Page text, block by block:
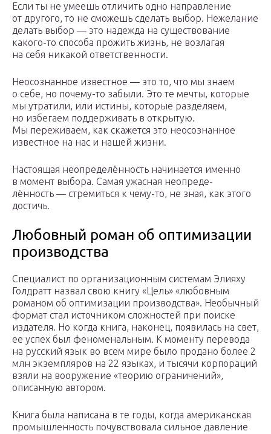
Если ты не умеешь отличить одно направление
от другого, то не сможешь сделать выбор. Нежелание
делать выбор — это надежда на существование
какого-то способа прожить жизнь, не возлагая
на себя никакой ответственности.
Неосознанное известное — это то, что мы знаем
о себе, но почему-то забыли. Это те мечты, которые
мы утратили, или истины, которые разделяем,
но избегаем поддерживать в открытую.
Мы переживаем, как скажется это неосознанное
известное на нас и нашей жизни.
Настоящая неопреде­лённость начинается именно
в момент выбора. Самая ужасная неопреде­
лённость — стремиться к чему-то, не зная, как этого
достичь.
Любовный роман об оптимизации
производства
Специалист по организа­ционным системам Элияху
Голдратт назвал свою книгу «Цель» «любовным
романом об оптимизации производства». Необычный
формат стал источником сложностей при поиске
издателя. Но когда книга, наконец, появилась на свет,
ее успех был феноменальным. К моменту перевода
на русский язык во всем мире было продано более 2
млн экземпляров на 22 языках, и тысячи корпораций
взяли на вооружение «теорию ограничений»,
описанную автором.
Книга была написана в те годы, когда американская
промышленность почувствовала сильное давление